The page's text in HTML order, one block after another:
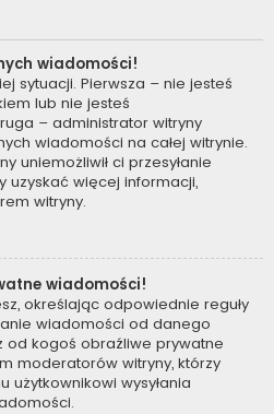
wiadomości!
sytuacji. Pierwsza – nie jesteś
lub nie jesteś
– administrator witryny
wiadomości na całej witrynie.
uniemożliwił ci przesyłanie
uzyskać więcej informacji,
witryny.
wiadomości!
określając odpowiednie reguły
wiadomości od danego
od kogoś obraźliwe prywatne
moderatorów witryny, którzy
wysyłania